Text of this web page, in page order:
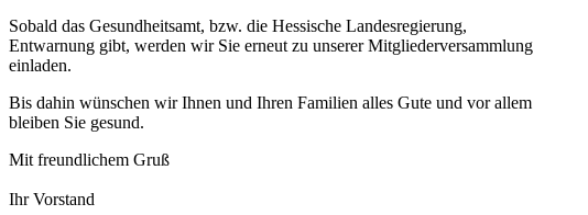
Sobald das Gesundheitsamt, bzw. die Hessische Landesregierung,
Entwarnung gibt, werden wir Sie erneut zu unserer Mitgliederversammlung
einladen.
Bis dahin wünschen wir Ihnen und Ihren Familien alles Gute und vor allem
bleiben Sie gesund.
Mit freundlichem Gruß
Ihr Vorstand